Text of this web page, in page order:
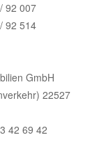
92 007
92 514
GmbH
22527
42 69 42